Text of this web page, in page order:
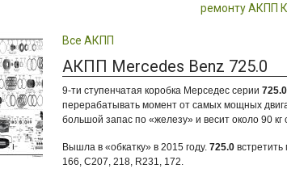
ремонту АКПП
Все АКПП
АКПП Mercedes Benz 725.0
9-ти ступенчатая коробка Мерседес серии 725.0
перерабатывать момент от самых мощных
большой запас по «железу» и весит около 90
Вышла в «обкатку» в 2015 году. 725.0
166, C207, 218, R231, 172.